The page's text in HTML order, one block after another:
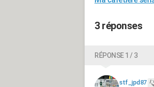
3 réponses
RÉPONSE 1 / 3
stf_jpd87